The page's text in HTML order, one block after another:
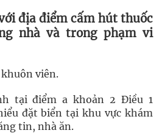
địa điểm cấm hút thuốc
nhà và trong phạm vi
khuôn viên.
tại điểm a khoản 2 Điều 1
đặt biển tại khu vực khám
tin, nhà ăn.